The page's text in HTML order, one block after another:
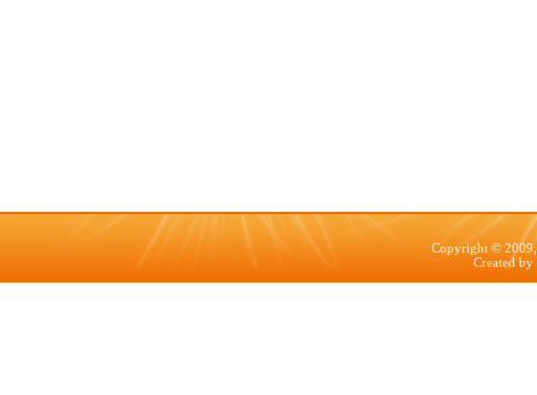
Copyright ©
Created by